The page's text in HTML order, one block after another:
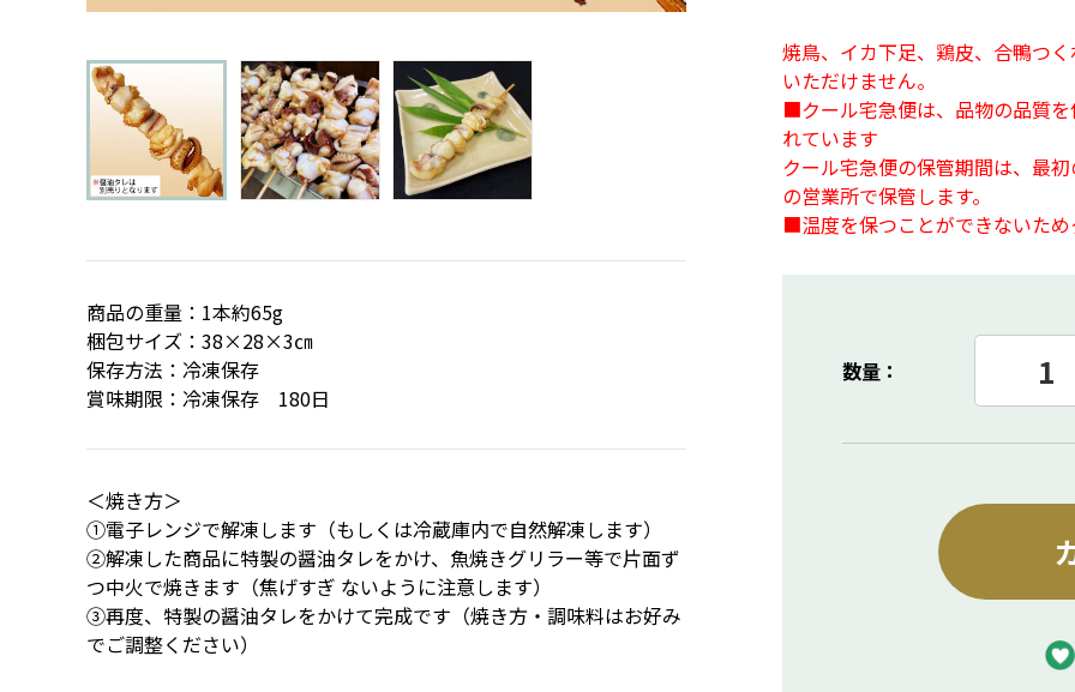
商品の重量：1本約65g
梱包サイズ：38×28×3㎝
保存方法：冷凍保存
賞味期限：冷凍保存 180日
＜焼き方＞
①電子レンジで解凍します（もしくは冷蔵庫内で自然解凍します）
②解凍した商品に特製の醤油タレをかけ、魚焼きグリラー等で片面ず
つ中火で焼きます（焦げすぎ ないように注意します）
③再度、特製の醤油タレをかけて完成です（焼き方・調味料はお好み
でご調整ください）
焼鳥、イカ下足、鶏皮、合鴨つ
いただけません。
■クール宅急便は、品物の品質
れています
クール宅急便の保管期間は、最
の営業所で保管します。
■温度を保つことができないため
数量：